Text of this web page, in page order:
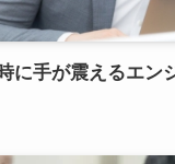
に手が震えるエン